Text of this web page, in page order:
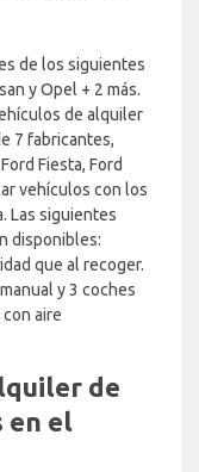
de los siguientes
y Opel + 2 más.
de alquiler
7 fabricantes,
Fiesta, Ford
vehículos con los
Las siguientes
disponibles:
que al recoger.
y 3 coches
aire
de
en el